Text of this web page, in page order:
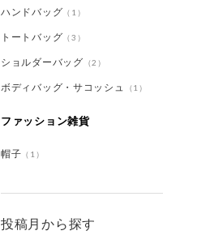
ハンドバッグ （1）
トートバッグ （3）
ショルダーバッグ （2）
ボディバッグ・サコッシュ （1）
ファッション雑貨
帽子 （1）
投稿月から探す